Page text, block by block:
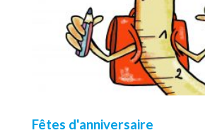
Fêtes d'anniversaire